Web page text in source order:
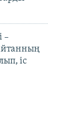
–
іс